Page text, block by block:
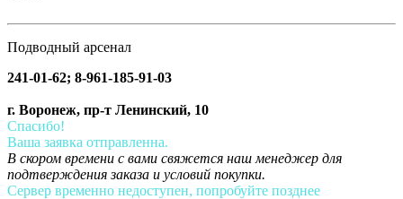
Подводный арсенал
241-01-62; 8-961-185-91-03
г. Воронеж, пр-т Ленинский, 10
Спасибо!
Ваша заявка отправленна.
В скором времени с вами свяжется наш менеджер для
подтверждения заказа и условий покупки.
Сервер временно недоступен, попробуйте позднее